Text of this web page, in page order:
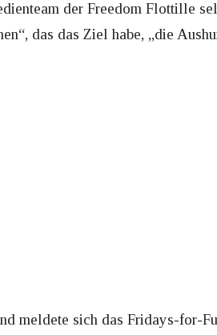
der Freedom Flottille
das das Ziel habe, „die
meldete sich das Fridays-for-